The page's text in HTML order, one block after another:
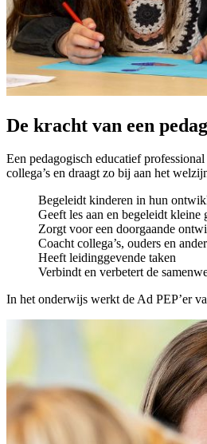
De kracht van een
Een pedagogisch educatief
collega’s en draagt zo bij aan het
Begeleidt kinderen in hun
Geeft les aan en begeleidt kleine
Zorgt voor een doorgaande
Coacht collega’s, ouders en
Heeft leidinggevende taken
Verbindt en verbetert de
In het onderwijs werkt de Ad PEP’er